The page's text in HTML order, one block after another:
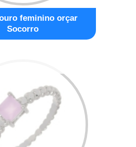
feminino orçar
Socorro